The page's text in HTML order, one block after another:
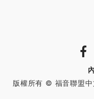
版權所有 © 福音聯盟中